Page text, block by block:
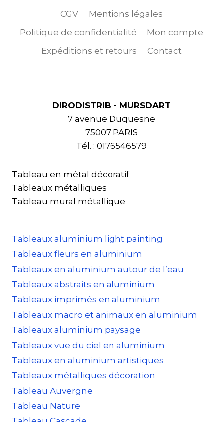
CGV
Mentions légales
Politique de confidentialité
Mon compte
Expéditions et retours
Contact
DIRODISTRIB - MURSDART
7 avenue Duquesne
75007 PARIS
Tél. : 0176546579
Tableau en métal décoratif
Tableaux métalliques
Tableau mural métallique
Tableaux aluminium light painting
Tableaux fleurs en aluminium
Tableaux en aluminium autour de l’eau
Tableaux abstraits en aluminium
Tableaux imprimés en aluminium
Tableaux macro et animaux en aluminium
Tableaux aluminium paysage
Tableaux vue du ciel en aluminium
Tableaux en aluminium artistiques
Tableaux métalliques décoration
Tableau Auvergne
Tableau Nature